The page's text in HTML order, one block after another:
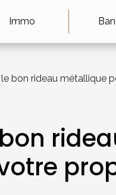
Immo
le bon rideau métallique